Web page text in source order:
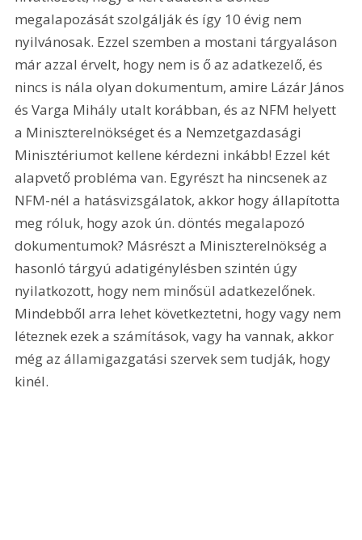
megalapozását szolgálják és így 10 évig nem
nyilvánosak. Ezzel szemben a mostani tárgyaláson
már azzal érvelt, hogy nem is ő az adatkezelő, és
nincs is nála olyan dokumentum, amire Lázár János
és Varga Mihály utalt korábban, és az NFM helyett
a Miniszterelnökséget és a Nemzetgazdasági
Minisztériumot kellene kérdezni inkább! Ezzel két
alapvető probléma van. Egyrészt ha nincsenek az
NFM-nél a hatásvizsgálatok, akkor hogy állapította
meg róluk, hogy azok ún. döntés megalapozó
dokumentumok? Másrészt a Miniszterelnökség a
hasonló tárgyú adatigénylésben szintén úgy
nyilatkozott, hogy nem minősül adatkezelőnek.
Mindebből arra lehet következtetni, hogy vagy nem
léteznek ezek a számítások, vagy ha vannak, akkor
még az államigazgatási szervek sem tudják, hogy
kinél.